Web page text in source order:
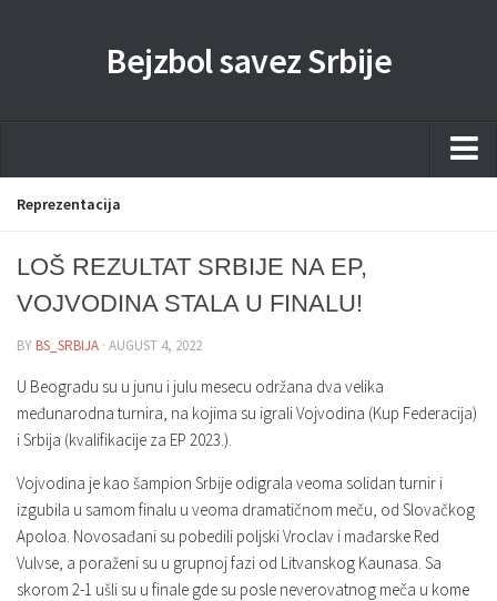
Bejzbol savez Srbije
Home
Liga
Kontakti Timova
Javne nabavke
Kontakt
Reprezentacija
LOŠ REZULTAT SRBIJE NA EP,
VOJVODINA STALA U FINALU!
BY BS_SRBIJA · AUGUST 4, 2022
U Beogradu su u junu i julu mesecu održana dva velika
međunarodna turnira, na kojima su igrali Vojvodina (Kup Federacija)
i Srbija (kvalifikacije za EP 2023.).
Vojvodina je kao šampion Srbije odigrala veoma solidan turnir i
izgubila u samom finalu u veoma dramatičnom meču, od Slovačkog
Apoloa. Novosađani su pobedili poljski Vroclav i mađarske Red
Vulvse, a poraženi su u grupnoj fazi od Litvanskog Kaunasa. Sa
skorom 2-1 ušli su u finale gde su posle neverovatnog meča u kome